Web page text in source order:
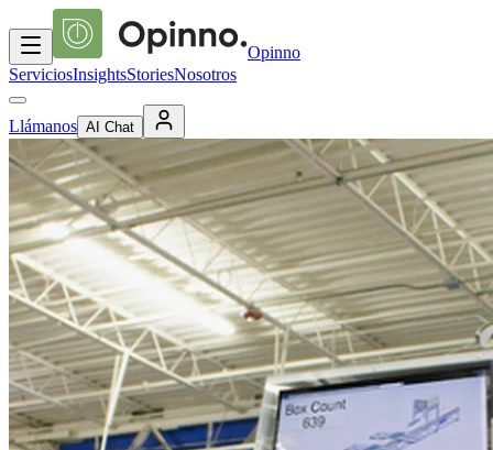
Opinno
ServiciosInsightsStoriesNosotros
Llámanos AI Chat